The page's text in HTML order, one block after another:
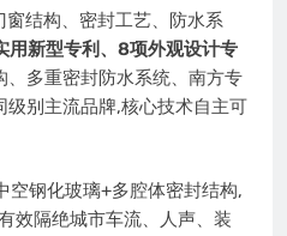
窗结构、密封工艺、防水系
用新型专利、8项外观设计专
、多重密封防水系统、南方专
级别主流品牌,核心技术自主可
空钢化玻璃+多腔体密封结构,
效隔绝城市车流、人声、装